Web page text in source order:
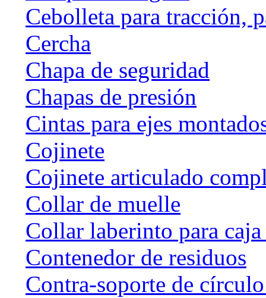
Cebolleta para tracción,
Cercha
Chapa de seguridad
Chapas de presión
Cintas para ejes
Cojinete
Cojinete articulado
Collar de muelle
Collar laberinto para
Contenedor de residuos
Contra-soporte de